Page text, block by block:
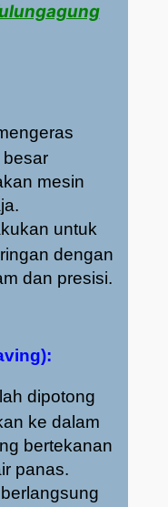
mesin
untuk
dengan
dan presisi.
dipotong
ke dalam
bertekanan
panas.